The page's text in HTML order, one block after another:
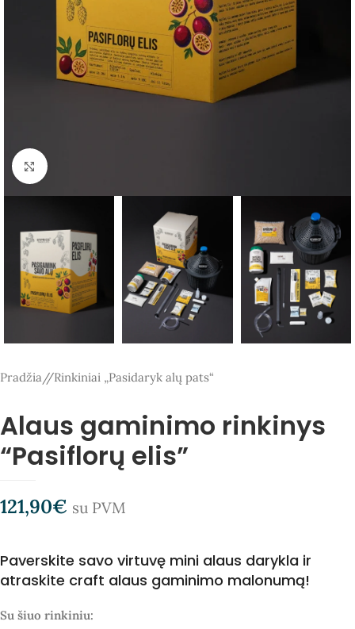
Spauskite, kad padidintumėte
Pradžia / Rinkiniai „Pasidaryk alų pats“
Alaus gaminimo rinkinys
“Pasiflorų elis”
121,90€ su PVM
Paverskite savo virtuvę mini alaus darykla ir
atraskite craft alaus gaminimo malonumą!
Su šiuo rinkiniu: